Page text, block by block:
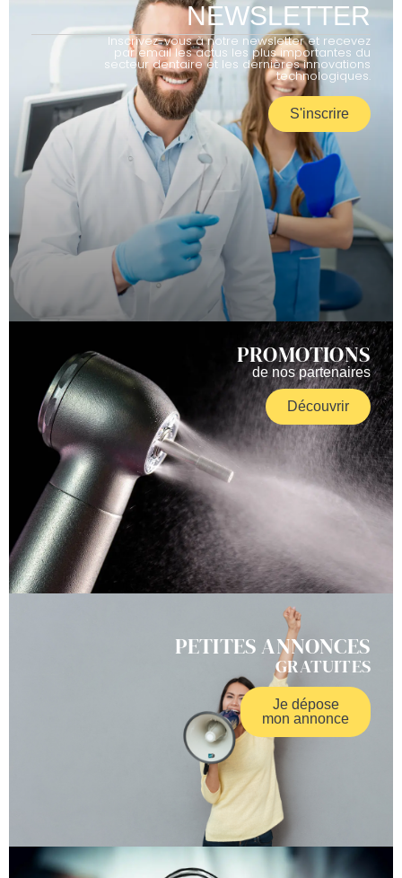
NEWSLETTER
Inscrivez-vous à notre newsletter et recevez
par email les actus les plus importantes du
secteur dentaire et les dernières innovations
technologiques.
S'inscrire
PROMOTIONS
de nos partenaires
Découvrir
PETITES ANNONCES
GRATUITES
Je dépose
mon annonce